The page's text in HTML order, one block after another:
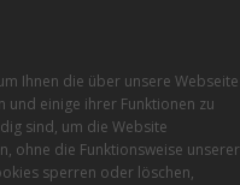
Ihnen die über unsere Webseite
und einige ihrer Funktionen zu
sind, um die Website
ohne die Funktionsweise unserer
sperren oder löschen,